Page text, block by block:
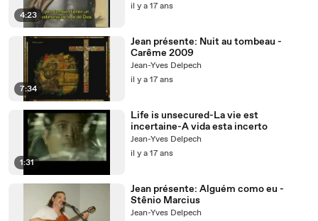
4:23
il y a 17 ans
7:34
Jean présente: Nuit au tombeau -
Carême 2009
Jean-Yves Delpech
il y a 17 ans
1:31
Life is unsecured-La vie est
incertaine-A vida esta incerto
Jean-Yves Delpech
il y a 17 ans
Jean présente: Alguém como eu -
Stênio Marcius
Jean-Yves Delpech